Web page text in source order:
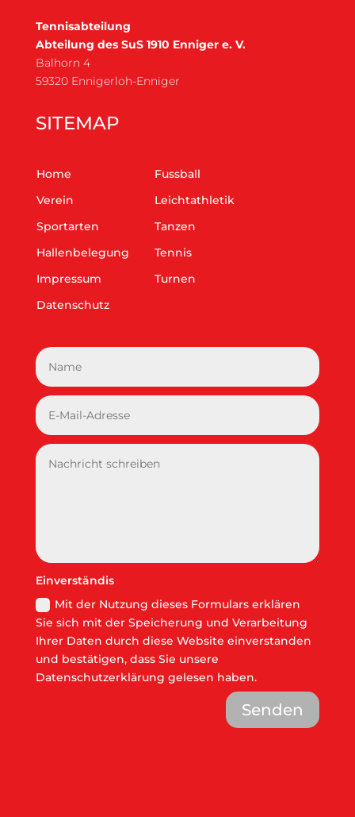
Tennisabteilung
Abteilung des SuS 1910 Enniger e. V.
Balhorn 4
59320 Ennigerloh-Enniger
SITEMAP
Home
Verein
Sportarten
Hallenbelegung
Impressum
Datenschutz
Fussball
Leichtathletik
Tanzen
Tennis
Turnen
Einverständis
Mit der Nutzung dieses Formulars erklären
Sie sich mit der Speicherung und Verarbeitung
Ihrer Daten durch diese Website einverstanden
und bestätigen, dass Sie unsere
Datenschutzerklärung gelesen haben.
Senden